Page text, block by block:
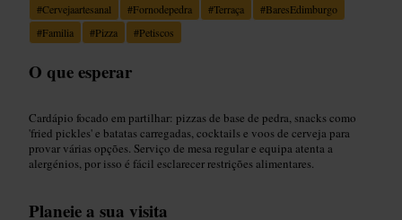
#Cervejaartesanal #Fornodepedra #Terraça #BaresEdimburgo
#Familia #Pizza #Petiscos
O que esperar
Cardápio focado em partilhar: pizzas de base de pedra, snacks como
'fried pickles' e batatas carregadas, cocktails e voos de cerveja para
provar várias opções. Serviço de mesa regular e equipa atenta a
alergénios, por isso é fácil esclarecer restrições alimentares.
Planeie a sua visita